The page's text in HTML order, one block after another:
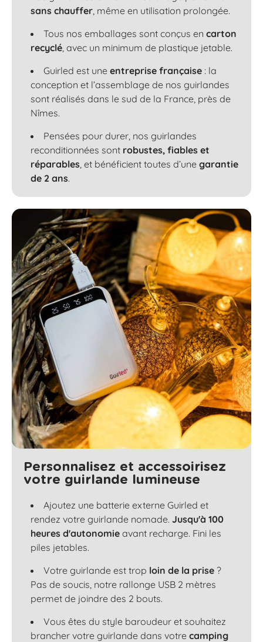
sans chauffer , même en utilisation prolongée.
Tous nos emballages sont conçus en carton
recyclé , avec un minimum de plastique jetable.
Guirled est une entreprise française : la
conception et l’assemblage de nos guirlandes
sont réalisés dans le sud de la France, près de
Nîmes.
Pensées pour durer, nos guirlandes
reconditionnées sont robustes, fiables et
réparables , et bénéficient toutes d’une garantie
de 2 ans.
Personnalisez et accessoirisez
votre guirlande lumineuse
Ajoutez une batterie externe Guirled et
rendez votre guirlande nomade. Jusqu'à 100
heures d'autonomie avant recharge. Fini les
piles jetables.
Votre guirlande est trop loin de la prise ?
Pas de soucis, notre rallonge USB 2 mètres
permet de joindre des 2 bouts.
Vous êtes du style baroudeur et souhaitez
brancher votre guirlande dans votre camping